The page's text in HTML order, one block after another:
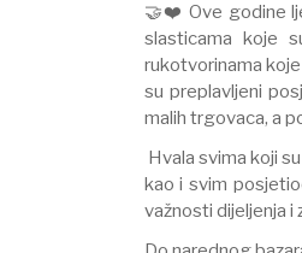
🤝❤️ Ove godine
slasticama koje
rukotvorinama koje
su preplavljeni
malih trgovaca, a
Hvala svima koji
kao i svim
važnosti dijeljenja i